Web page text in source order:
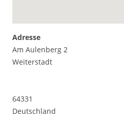
Adresse
Am Aulenberg 2
Weiterstadt
64331
Deutschland